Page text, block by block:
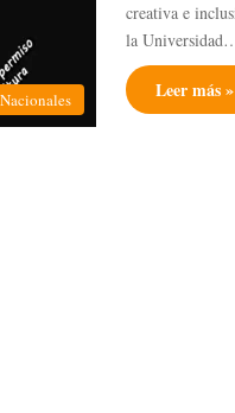
Nacionales
creativa e
la
Leer más »